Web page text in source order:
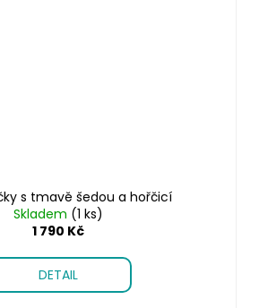
s tmavě šedou a hořčicí
Skladem (1 ks)
1 790 Kč
DETAIL